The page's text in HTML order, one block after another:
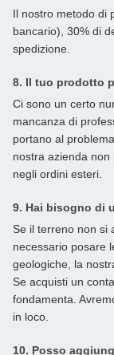
Il nostro metodo di
bancario), 30% di
spedizione.
8. Il tuo prodotto
Ci sono un certo
mancanza di
portano al
nostra azienda
negli ordini esteri.
9. Hai bisogno di
Se il terreno non si
necessario posare
geologiche, la
Se acquisti un
fondamenta.
in loco.
10. Posso